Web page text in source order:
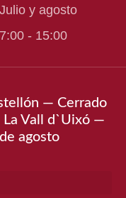
Julio y agosto
7:00 - 15:00
— Cerrado
Vall d`Uixó —
agosto